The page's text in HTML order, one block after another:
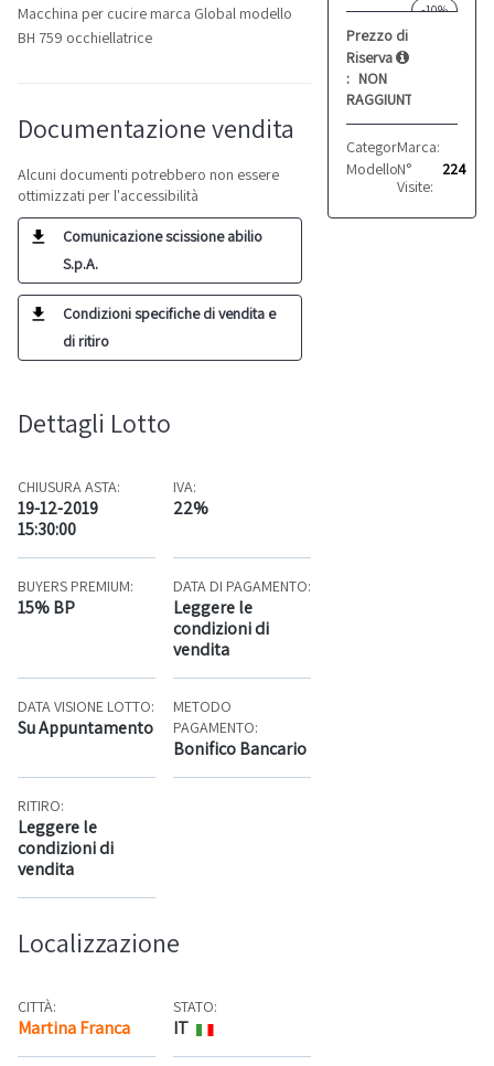
-10%
Prezzo di
Riserva
: NON
RAGGIUNTO
Categoria: Macchine
Marca:
Modello: BH 759
N°
Visite:
224
Macchina per cucire marca Global modello
BH 759 occhiellatrice
Documentazione vendita
Alcuni documenti potrebbero non essere
ottimizzati per l'accessibilità
Comunicazione scissione abilio
S.p.A.
Condizioni specifiche di vendita e
di ritiro
Dettagli Lotto
CHIUSURA ASTA:
19-12-2019
15:30:00
IVA:
22%
BUYERS PREMIUM:
15% BP
DATA DI PAGAMENTO:
Leggere le
condizioni di
vendita
DATA VISIONE LOTTO:
Su Appuntamento
METODO
PAGAMENTO:
Bonifico Bancario
RITIRO:
Leggere le
condizioni di
vendita
Localizzazione
CITTÀ:
Martina Franca Mappa
STATO:
IT